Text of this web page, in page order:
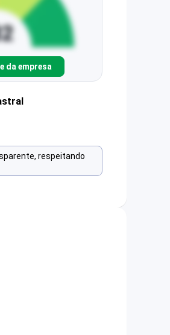
da empresa
respeitando